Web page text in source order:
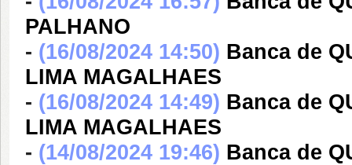
PALHANO
- (16/08/2024 14:50) Banca de
LIMA MAGALHAES
- (16/08/2024 14:49) Banca de
LIMA MAGALHAES
- (14/08/2024 19:46) Banca de